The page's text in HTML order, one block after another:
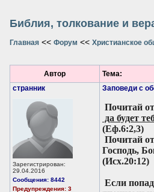
Библия, толкование и
Главная << Форум << Христианское
Автор
Тема:
странник
Зарегистрирован:
29.04.2016
Сообщения: 8442
Предупреждения: 3
Заповеди с
Почитай
да будет
(Еф.6:2,3)
Почитай
Господь,
(Исх.20:12)
Если